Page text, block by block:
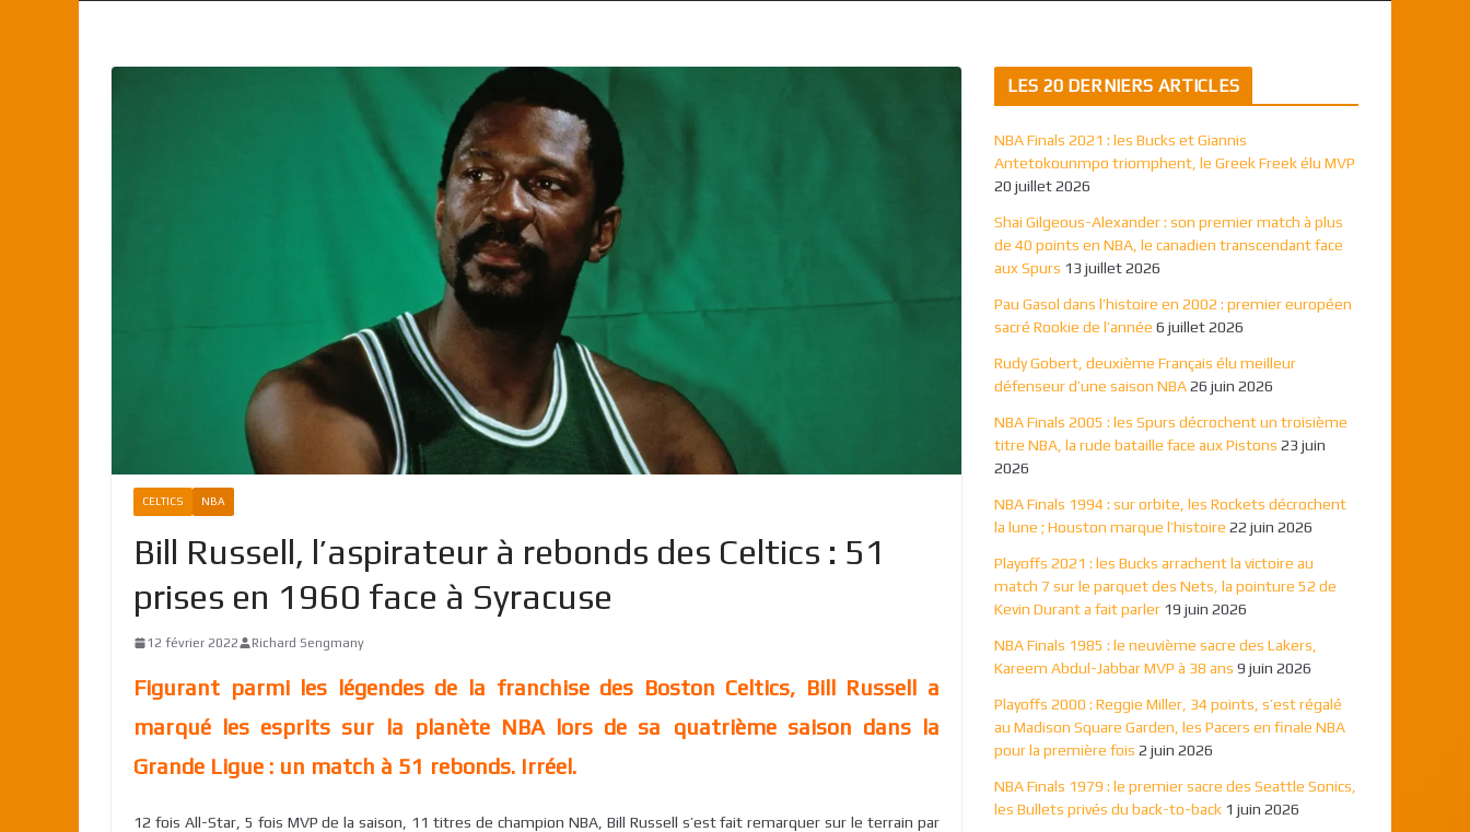
CELTICS NBA
Bill Russell, l’aspirateur à rebonds des Celtics : 51
prises en 1960 face à Syracuse
12 février 2022 Richard Sengmany
Figurant parmi les légendes de la franchise des Boston Celtics, Bill Russell a
marqué les esprits sur la planète NBA lors de sa quatrième saison dans la
Grande Ligue : un match à 51 rebonds. Irréel.
12 fois All-Star, 5 fois MVP de la saison, 11 titres de champion NBA, Bill Russell s’est fait remarquer sur le terrain par
LES 20 DERNIERS ARTICLES
NBA Finals 2021 : les Bucks et Giannis
Antetokounmpo triomphent, le Greek Freek élu MVP
20 juillet 2026
Shai Gilgeous-Alexander : son premier match à plus
de 40 points en NBA, le canadien transcendant face
aux Spurs 13 juillet 2026
Pau Gasol dans l’histoire en 2002 : premier européen
sacré Rookie de l’année 6 juillet 2026
Rudy Gobert, deuxième Français élu meilleur
défenseur d’une saison NBA26 juin 2026
NBA Finals 2005 : les Spurs décrochent un troisième
titre NBA, la rude bataille face aux Pistons 23 juin
2026
NBA Finals 1994 : sur orbite, les Rockets décrochent
la lune ; Houston marque l’histoire 22 juin 2026
Playoffs 2021 : les Bucks arrachent la victoire au
match 7 sur le parquet des Nets, la pointure 52 de
Kevin Durant a fait parler 19 juin 2026
NBA Finals 1985 : le neuvième sacre des Lakers,
Kareem Abdul-Jabbar MVP à 38 ans 9 juin 2026
Playoffs 2000 : Reggie Miller, 34 points, s’est régalé
au Madison Square Garden, les Pacers en finale NBA
pour la première fois 2 juin 2026
NBA Finals 1979 : le premier sacre des Seattle Sonics,
les Bullets privés du back-to-back 1 juin 2026